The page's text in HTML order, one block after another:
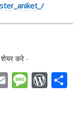
शेयर करे -
E
m
M
e
W
or